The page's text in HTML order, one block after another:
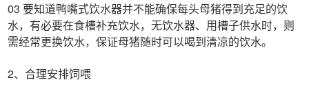
03 要知道鸭嘴式饮水器并不能确保每头母猪得到充足的饮
水，有必要在食槽补充饮水，无饮水器、用槽子供水时，则
需经常更换饮水，保证母猪随时可以喝到清凉的饮水。
2、合理安排饲喂